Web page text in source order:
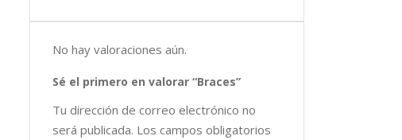
No hay valoraciones aún.
Sé el primero en valorar “Braces”
Tu dirección de correo electrónico no
será publicada. Los campos obligatorios